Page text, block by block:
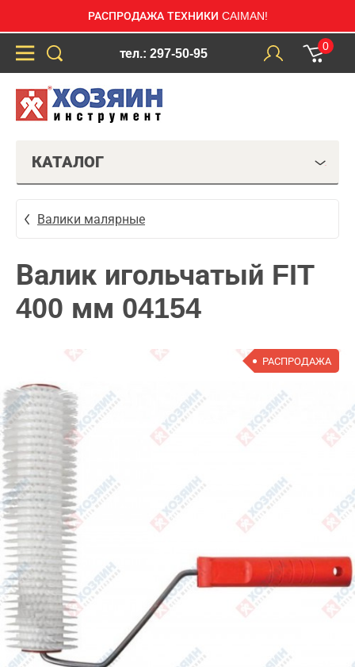
РАСПРОДАЖА ТЕХНИКИ CAIMAN!
тел.: 297-50-95
0
КАТАЛОГ
Валики малярные
Валик игольчатый FIT
400 мм 04154
РАСПРОДАЖА